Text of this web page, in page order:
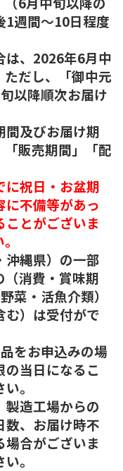
1週間～10日程度
、2026年6月中
だし、「御中元
以降順次お届け
及びお届け期
販売期間」「配
祝日・お盆期
に不備等があっ
とがございま
縄県）の一部
（消費・賞味期
菜・活魚介類）
む）は受付がで
をお申込みの場
当日になるこ
。
造工場からの
数、お届け時不
合がございま
。